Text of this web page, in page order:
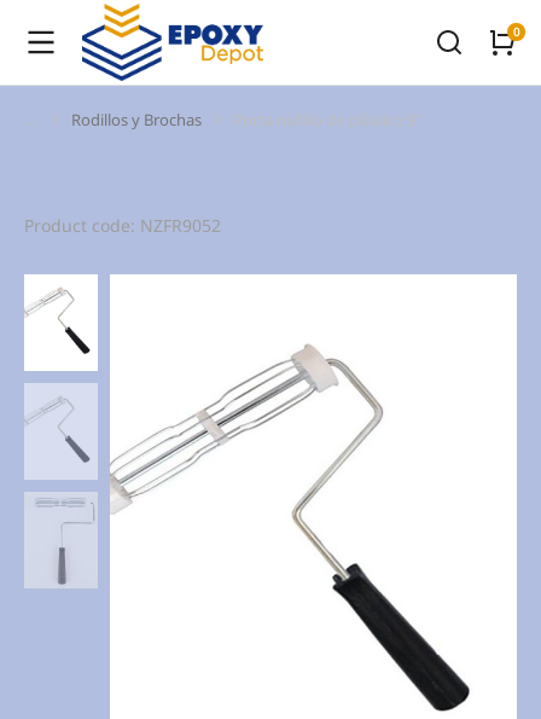
You are here:
Rodillos y Brochas Porta rodillo de plástico 9″
Product code: NZFR9052